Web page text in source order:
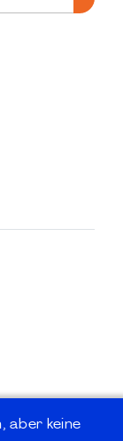
aber keine